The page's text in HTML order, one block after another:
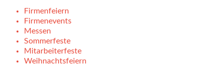
Firmenfeiern
Firmenevents
Messen
Sommerfeste
Mitarbeiterfeste
Weihnachtsfeiern